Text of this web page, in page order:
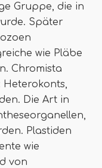
Gruppe, die in
Später
wie Pläbe
Chromista
Die Art in
Plastiden
wie
von